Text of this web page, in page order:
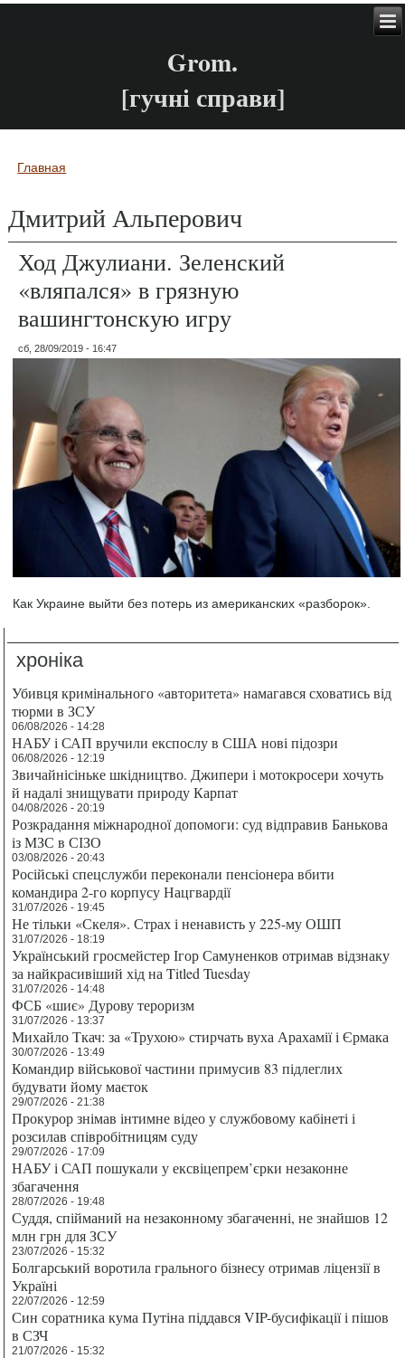
Grom.
[гучні справи]
Вы здесь
Главная
Дмитрий Альперович
Ход Джулиани. Зеленский
«вляпался» в грязную
вашингтонскую игру
сб, 28/09/2019 - 16:47
Как Украине выйти без потерь из американских «разборок».
хроніка
Убивця кримінального «авторитета» намагався сховатись від
тюрми в ЗСУ
06/08/2026 - 14:28
НАБУ і САП вручили експослу в США нові підозри
06/08/2026 - 12:19
Звичайнісіньке шкідництво. Джипери і мотокросери хочуть
й надалі знищувати природу Карпат
04/08/2026 - 20:19
Розкрадання міжнародної допомоги: суд відправив Банькова
із МЗС в СІЗО
03/08/2026 - 20:43
Російські спецслужби переконали пенсіонера вбити
командира 2-го корпусу Нацгвардії
31/07/2026 - 19:45
Не тільки «Скеля». Страх і ненависть у 225-му ОШП
31/07/2026 - 18:19
Український гросмейстер Ігор Самуненков отримав відзнаку
за найкрасивіший хід на Titled Tuesday
31/07/2026 - 14:48
ФСБ «шиє» Дурову тероризм
31/07/2026 - 13:37
Михайло Ткач: за «Трухою» стирчать вуха Арахамії і Єрмака
30/07/2026 - 13:49
Командир військової частини примусив 83 підлеглих
будувати йому маєток
29/07/2026 - 21:38
Прокурор знімав інтимне відео у службовому кабінеті і
розсилав співробітницям суду
29/07/2026 - 17:09
НАБУ і САП пошукали у ексвіцепрем’єрки незаконне
збагачення
28/07/2026 - 19:48
Суддя, спійманий на незаконному збагаченні, не знайшов 12
млн грн для ЗСУ
23/07/2026 - 15:32
Болгарський воротила грального бізнесу отримав ліцензії в
Україні
22/07/2026 - 12:59
Син соратника кума Путіна піддався VIP-бусифікації і пішов
в СЗЧ
21/07/2026 - 15:32